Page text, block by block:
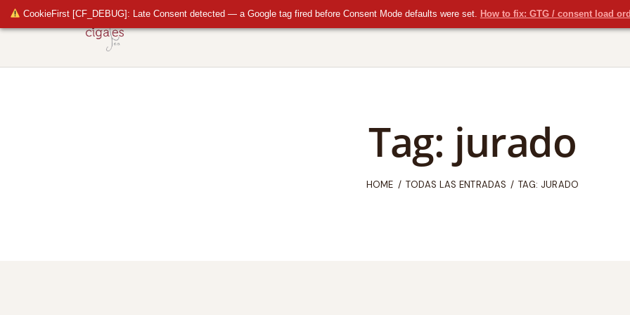
CookieFirst [CF_DEBUG]: Late Consent detected — a Google tag fired before Consent Mode defaults were set. How to fix: GTG / consent load
Tag: jurado
HOME TODAS LAS ENTRADAS TAG: JURADO